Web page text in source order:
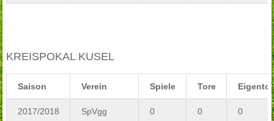
KREISPOKAL KUSEL
Saison Verein Spiele Tore
2017/2018
SpVgg
0 0 0